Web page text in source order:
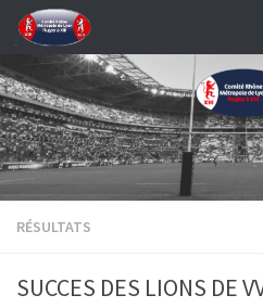
Skip to content
RÉSULTATS
SUCCES DES LIONS DE